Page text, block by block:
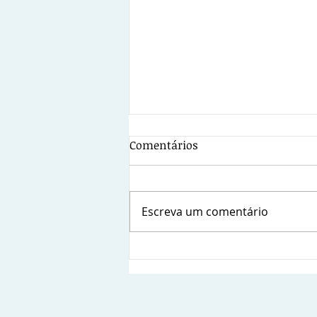
Sindsems presente na posse
Comentários
Escreva um comentário